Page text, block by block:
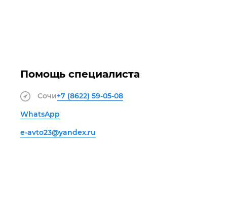
Помощь специалиста
Сочи+7 (8622) 59-05-08
WhatsApp
e-avto23@yandex.ru